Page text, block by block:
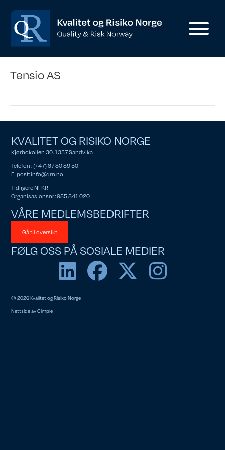
Tensio AS
KVALITET OG RISIKO NORGE
Kjørbokollen 30, 1337 Sandvika
Telefon : (+47) 67 80 89 50
E-post:info@qrn.no
Tidligere NFKR
Organisasjonsnr.: 985 841 020
VÅRE MEDLEMSBEDRIFTER
Gå til oversikt
FØLG OSS PÅ SOSIALE MEDIER
© 2026 Kvalitet og Risiko Norge
Nettside avCimple